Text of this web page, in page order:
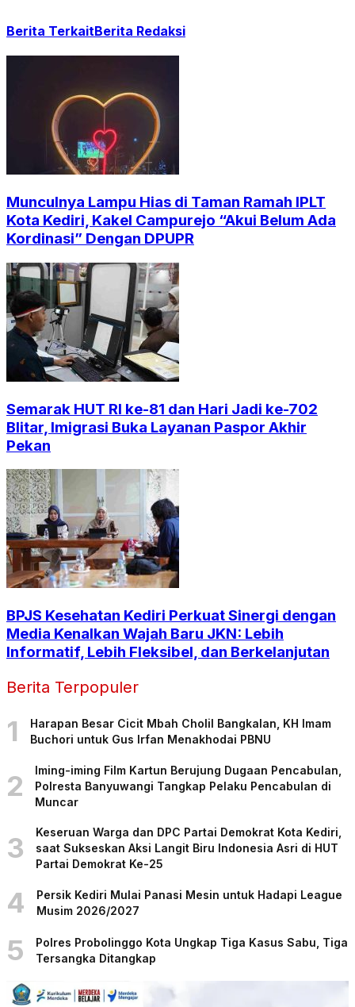
Berita TerkaitBerita Redaksi
Munculnya Lampu Hias di Taman Ramah IPLT
Kota Kediri, Kakel Campurejo “Akui Belum Ada
Kordinasi” Dengan DPUPR
Semarak HUT RI ke-81 dan Hari Jadi ke-702
Blitar, Imigrasi Buka Layanan Paspor Akhir
Pekan
BPJS Kesehatan Kediri Perkuat Sinergi dengan
Media Kenalkan Wajah Baru JKN: Lebih
Informatif, Lebih Fleksibel, dan Berkelanjutan
Berita Terpopuler
1
Harapan Besar Cicit Mbah Cholil Bangkalan, KH Imam
Buchori untuk Gus Irfan Menakhodai PBNU
2
Iming-iming Film Kartun Berujung Dugaan Pencabulan,
Polresta Banyuwangi Tangkap Pelaku Pencabulan di
Muncar
3
Keseruan Warga dan DPC Partai Demokrat Kota Kediri,
saat Sukseskan Aksi Langit Biru Indonesia Asri di HUT
Partai Demokrat Ke-25
4
Persik Kediri Mulai Panasi Mesin untuk Hadapi League
Musim 2026/2027
5
Polres Probolinggo Kota Ungkap Tiga Kasus Sabu, Tiga
Tersangka Ditangkap